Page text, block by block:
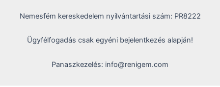
Nemesfém kereskedelem nyilvántartási szám: PR8222
Ügyfélfogadás csak egyéni bejelentkezés alapján!
Panaszkezelés: info@renigem.com